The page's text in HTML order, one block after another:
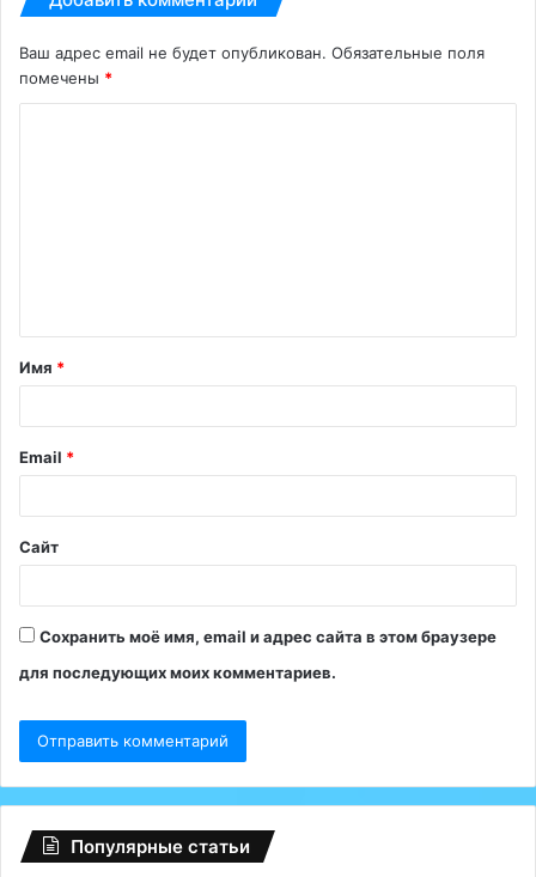
Ваш адрес email не будет опубликован. Обязательные поля
помечены *
т
а
й
*
Имя *
Email *
Сайт
Сохранить моё имя, email и адрес сайта в этом браузере
для последующих моих комментариев.
Популярные статьи